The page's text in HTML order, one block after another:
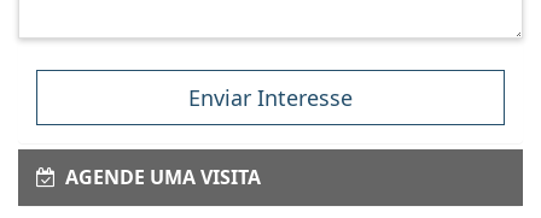
Enviar Interesse
AGENDE UMA VISITA